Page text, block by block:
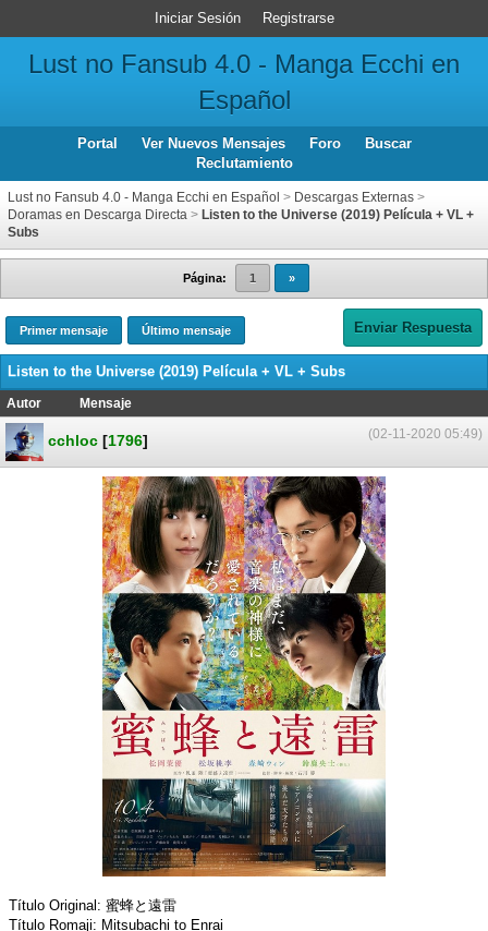
Iniciar Sesión Registrarse
Lust no Fansub 4.0 - Manga Ecchi en
Español
Portal Ver Nuevos Mensajes Foro
Buscar
Reclutamiento
Lust no Fansub 4.0 - Manga Ecchi en Español > Descargas Externas >
Doramas en Descarga Directa > Listen to the Universe (2019) Película + VL +
Subs
Página: 1 »
Primer mensaje Último mensaje Enviar Respuesta
Listen to the Universe (2019) Película + VL + Subs
Autor
Mensaje
(02-11-2020 05:49)
cchloc [1796]
Título Original: 蜜蜂と遠雷
Título Romaji: Mitsubachi to Enrai